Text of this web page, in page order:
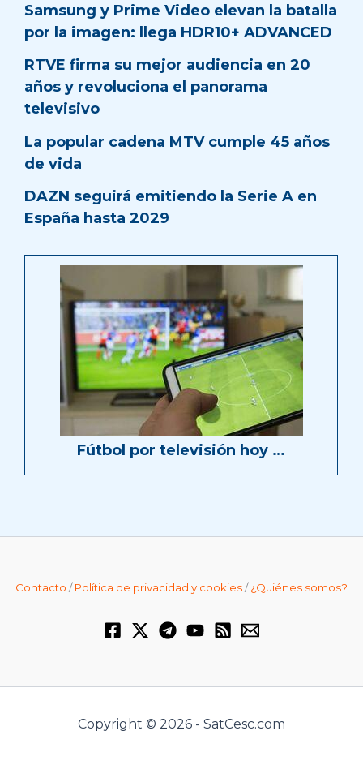
Samsung y Prime Video elevan la batalla
por la imagen: llega HDR10+ ADVANCED
RTVE firma su mejor audiencia en 20
años y revoluciona el panorama
televisivo
La popular cadena MTV cumple 45 años
de vida
DAZN seguirá emitiendo la Serie A en
España hasta 2029
Fútbol por televisión hoy …
Contacto /Política de privacidad y cookies/¿Quiénes somos?
Copyright © 2026 - SatCesc.com